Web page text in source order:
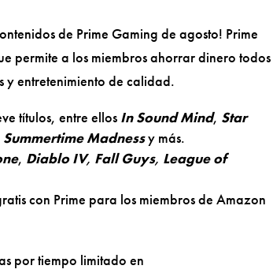
de Prime Gaming de agosto! Prime
permite a los miembros ahorrar dinero todos
y entretenimiento de calidad.
títulos, entre ellos In Sound Mind, Star
Summertime Madnessy más.
, Diablo IV, Fall Guys, League of
con Prime para los miembros de Amazon
por tiempo limitado en